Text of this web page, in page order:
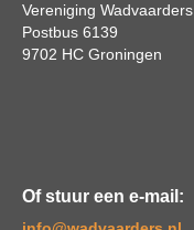
Vereniging Wadvaarders
Postbus 6139
9702 HC Groningen
Of stuur een e-mail: